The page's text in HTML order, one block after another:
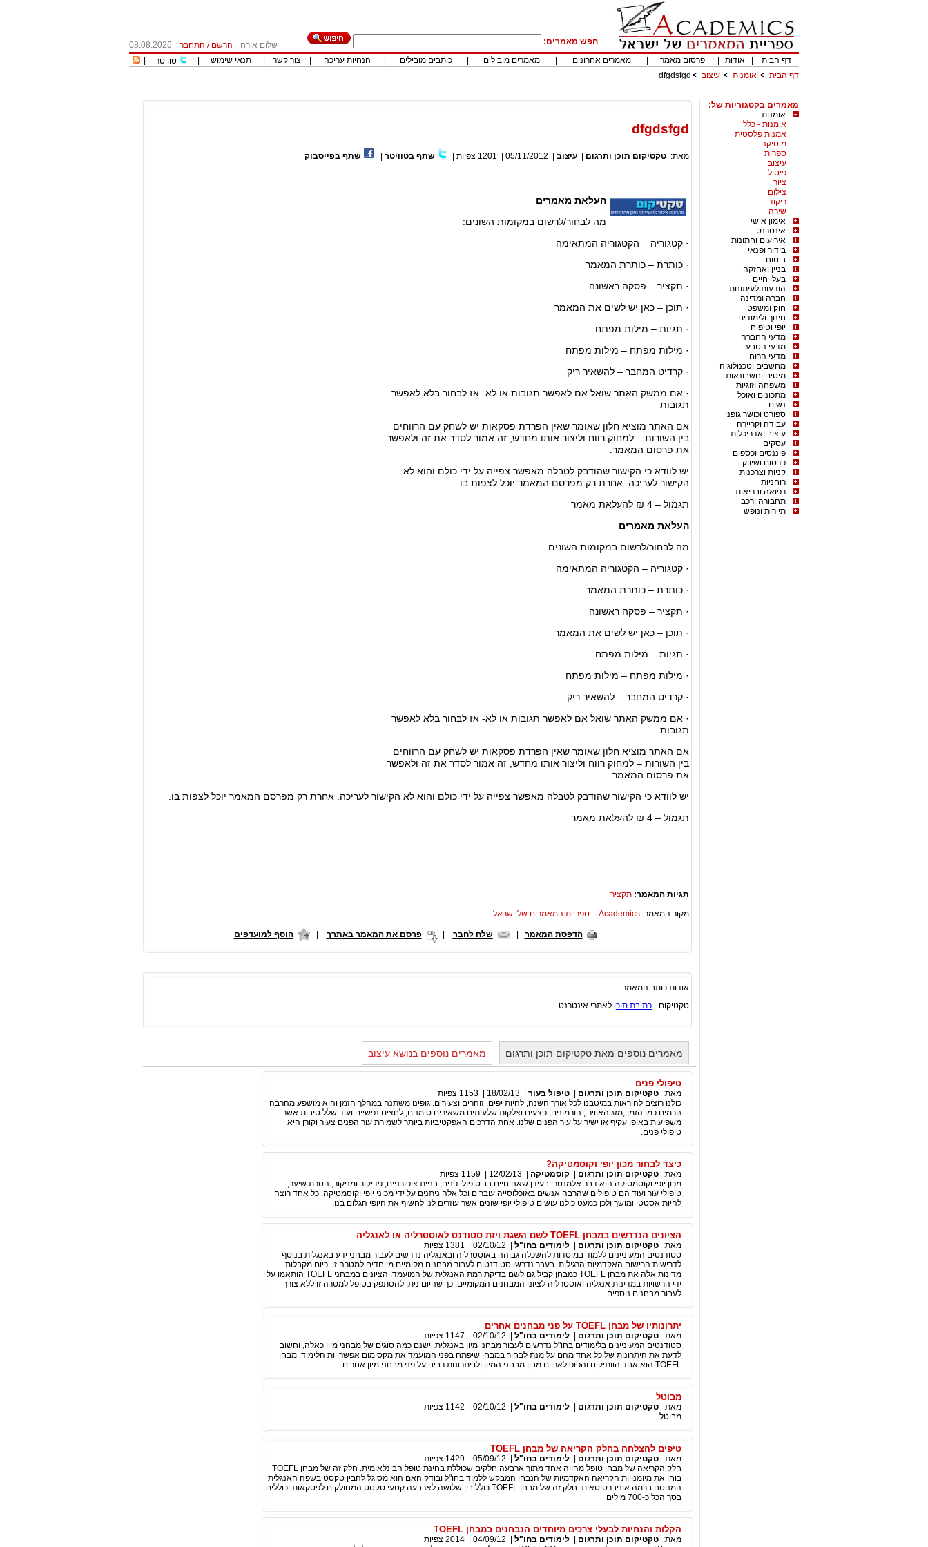
חפש מאמרים: שלום אורח הרשם / התחבר
08.08.2026
דף הבית
אודות פרסום מאמר מאמרים אחרונים מאמרים מובילים כותבים מובילים הנחיות עריכה צור קשר תנאי שימוש טוויטר
דף הבית
אומנות עיצוב dfgdsfgd
מאמרים בקטגוריות של:
אומנות
אומנות - כללי
אמנות פלסטית
מוסיקה
ספרות
עיצוב
פיסול
ציור
צילום
ריקוד
שירה
אימון אישי
אינטרנט
אירועים וחתונות
בידור ופנאי
ביטוח
בניין ואחזקה
בעלי חיים
הודעות לעיתונות
חברה ומדינה
חוק ומשפט
חינוך ולימודים
יופי וטיפוח
מדעי החברה
מדעי הטבע
מדעי הרוח
מחשבים וטכנולוגיה
מיסים וחשבונאות
משפחה וזוגיות
מתכונים ואוכל
נשים
ספורט וכושר גופני
עבודה וקריירה
עיצוב ואדריכלות
עסקים
פיננסים וכספים
פרסום ושיווק
קניות וצרכנות
רוחניות
רפואה ובריאות
תחבורה ורכב
תיירות ונופש
dfgdsfgd
מאת: טקטיקום תוכן ותרגום עיצוב 05/11/2012
1201 צפיות שתף בטוויטר שתף בפייסבוק
העלאת מאמרים
מה לבחור/לרשום במקומות השונים:
· קטגוריה – הקטגוריה המתאימה
· כותרת – כותרת המאמר
· תקציר – פסקה ראשונה
· תוכן – כאן יש לשים את המאמר
· תגיות – מילות מפתח
· מילות מפתח – מילות מפתח
· קרדיט המחבר – להשאיר ריק
· אם ממשק האתר שואל אם לאפשר תגובות או לא- אז לבחור בלא לאפשר
תגובות
אם האתר מוציא חלון שאומר שאין הפרדת פסקאות יש לשחק עם הרווחים
בין השורות – למחוק רווח וליצור אותו מחדש, זה אמור לסדר את זה ולאפשר
את פרסום המאמר.
יש לוודא כי הקישור שהודבק לטבלה מאפשר צפייה על ידי כולם והוא לא
הקישור לעריכה. אחרת רק מפרסם המאמר יוכל לצפות בו.
תגמול – 4 ₪ להעלאת מאמר
העלאת מאמרים
מה לבחור/לרשום במקומות השונים:
· קטגוריה – הקטגוריה המתאימה
· כותרת – כותרת המאמר
· תקציר – פסקה ראשונה
· תוכן – כאן יש לשים את המאמר
· תגיות – מילות מפתח
· מילות מפתח – מילות מפתח
· קרדיט המחבר – להשאיר ריק
· אם ממשק האתר שואל אם לאפשר תגובות או לא- אז לבחור בלא לאפשר
תגובות
אם האתר מוציא חלון שאומר שאין הפרדת פסקאות יש לשחק עם הרווחים
בין השורות – למחוק רווח וליצור אותו מחדש, זה אמור לסדר את זה ולאפשר
את פרסום המאמר.
יש לוודא כי הקישור שהודבק לטבלה מאפשר צפייה על ידי כולם והוא לא הקישור לעריכה. אחרת רק מפרסם המאמר יוכל לצפות בו.
תגמול – 4 ₪ להעלאת מאמר
תגיות המאמר: תקציר
מקור המאמר: Academics – ספריית המאמרים של ישראל
הדפסת המאמר שלח לחבר פרסם את המאמר באתרך | הוסף למועדפים
אודות כותב המאמר:
טקטיקום - כתיבת תוכן לאתרי אינטרנט
מאמרים נוספים מאת טקטיקום תוכן ותרגום מאמרים נוספים בנושא עיצוב
טיפולי פנים
מאת: טקטיקום תוכן ותרגום טיפול בעור 18/02/13
1153 צפיות
כולנו רוצים להיראות במיטבנו לכל אורך השנה, להיות יפים, זוהרים וצעירים. גופינו משתנה במהלך הזמן והוא מושפע מהרבה
גורמים כמו הזמן ,מזג האוויר , הורמונים, פצעים וצלקות שלעיתים משאירים סימנים, לחצים נפשיים ועוד שלל סיבות אשר
משפיעות באופן עקיף או ישיר על עור הפנים שלנו. אחת הדרכים האפקטיביות ביותר לשמירת עור הפנים צעיר וקורן היא
טיפולי פנים.
כיצד לבחור מכון יופי וקוסמטיקה?
מאת: טקטיקום תוכן ותרגום קוסמטיקה 12/02/13
1159 צפיות
מכון יופי וקוסמטיקה הוא דבר אלמנטרי בעידן שאנו חיים בו. טיפולי פנים, בניית ציפורניים, פדיקור ומניקור, הסרת שיער,
טיפולי עור ועוד הם טיפולים שהרבה אנשים באוכלוסייה עוברים וכל אלה ניתנים על ידי מכוני יופי וקוסמטיקה. כל אחד רוצה
להיות אסטטי ומושך ולכן כמעט כולנו עושים טיפולי יופי שונים אשר עוזרים לנו לחשוף את היופי הגלום בנו.
הציונים הנדרשים במבחן TOEFL לשם השגת ויזת סטודנט לאוסטרליה או לאנגליה
מאת: טקטיקום תוכן ותרגום לימודים בחו"ל 02/10/12
1381 צפיות
סטודנטים המעוניינים ללמוד במוסדות להשכלה גבוהה באוסטרליה ובאנגליה נדרשים לעבור מבחני ידע באנגלית בנוסף
לדרישות הרישום האקדמיות הרגילות. בעבר נדרשו סטודנטים לעבור מבחנים מקומיים מיוחדים למטרה זו. כיום מקבלות
מדינות אלה את מבחן TOEFL כמבחן קביל גם לשם בדיקת רמת האנגלית של המועמד. הציונים במבחני TOEFL הותאמו על
ידי הרשויות במדינות אנגליה ואוסטרליה לציוני המבחנים המקומיים, כך שהיום ניתן להסתפק בטופל למטרה זו ללא צורך
לעבור מבחנים נוספים.
יתרונותיו של מבחן TOEFL על פני מבחנים אחרים
מאת: טקטיקום תוכן ותרגום לימודים בחו"ל 02/10/12
1147 צפיות
סטודנטים המעוניינים בלימודים בחו"ל נדרשים לעבור מבחני מיון באנגלית. ישנם כמה סוגים של מבחני מיון כאלה, וחשוב
לדעת את היתרונות של כל אחד מהם על מנת לבחור במבחן שיפתח בפני המועמד את מקסימום אפשרויות הלימוד. מבחן
TOEFL הוא אחד הוותיקים והפופולאריים מבין מבחני המיון ולו יתרונות רבים על פני מבחני מיון אחרים.
מבוטל
מאת: טקטיקום תוכן ותרגום לימודים בחו"ל 02/10/12
1142 צפיות
מבוטל
טיפים להצלחה בחלק הקריאה של מבחן TOEFL
מאת: טקטיקום תוכן ותרגום לימודים בחו"ל 05/09/12
1429 צפיות
חלק הקריאה של מבחן טופל מהווה אחד מתוך ארבעה חלקים שכוללת בחינת טופל הבינלאומית. חלק זה של מבחן TOEFL
בוחן את מיומנויות הקריאה האקדמיות של הנבחן המבקש ללמוד בחו"ל ובודק האם הוא מסוגל להבין טקסט בשפה האנגלית
המנוסח ברמה אוניברסיטאית. חלק זה של מבחן TOEFL כולל בין שלושה לארבעה קטעי טקסט המחולקים לפסקאות וכוללים
בסך הכל כ-700 מילים
הקלות והנחיות לבעלי צרכים מיוחדים הנבחנים במבחן TOEFL
מאת: טקטיקום תוכן ותרגום לימודים בחו"ל 04/09/12
2014 צפיות